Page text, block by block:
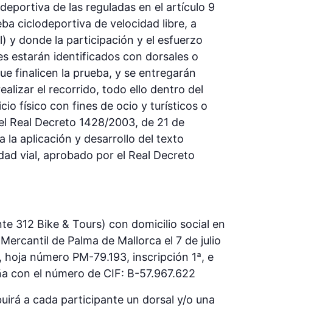
de las reguladas en el artículo 9
ciclodeportiva de velocidad libre, a
y donde la participación y el esfuerzo
estarán identificados con dorsales o
finalicen la prueba, y se entregarán
el recorrido, todo ello dentro del
físico con fines de ocio y turísticos o
Real Decreto 1428/2003, de 21 de
la aplicación y desarrollo del texto
vial, aprobado por el Real Decreto
312 Bike & Tours) con domicilio social en
de Palma de Mallorca el 7 de julio
número PM-79.193, inscripción 1ª, e
con el número de CIF: B-57.967.622
a cada participante un dorsal y/o una